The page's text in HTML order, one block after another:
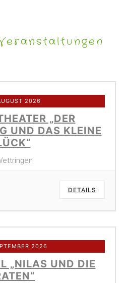
2026
„DER
UND DAS KLEINE
DETAILS
2026
„NILAS UND DIE